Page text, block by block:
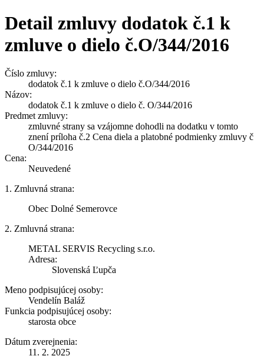
Detail zmluvy dodatok č.1 k
zmluve o dielo č.O/344/2016
Číslo zmluvy:
dodatok č.1 k zmluve o dielo č.O/344/2016
Názov:
dodatok č.1 k zmluve o dielo č. O/344/2016
Predmet zmluvy:
zmluvné strany sa vzájomne dohodli na dodatku v tomto
znení príloha č.2 Cena diela a platobné podmienky zmluvy č
O/344/2016
Cena:
Neuvedené
1. Zmluvná strana:
Obec Dolné Semerovce
2. Zmluvná strana:
METAL SERVIS Recycling s.r.o.
Adresa:
Slovenská Ľupča
Meno podpisujúcej osoby:
Vendelín Baláž
Funkcia podpisujúcej osoby:
starosta obce
Dátum zverejnenia:
11. 2. 2025